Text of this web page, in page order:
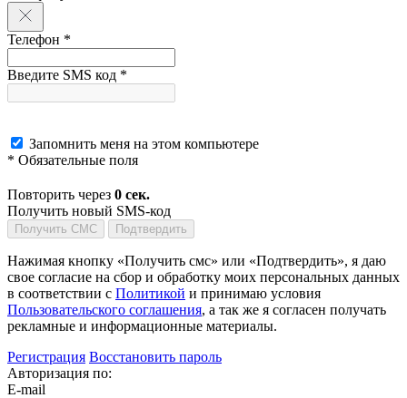
Телефон *
Введите SMS код *
Запомнить меня на этом компьютере
* Обязательные поля
Повторить через 0 сек.
Получить новый SMS-код
Получить СМС Подтвердить
Нажимая кнопку «Получить смс» или «Подтвердить», я даю
свое согласие на сбор и обработку моих персональных данных
в соответствии с Политикой и принимаю условия
Пользовательского соглашения, а так же я согласен получать
рекламные и информационные материалы.
Регистрация Восстановить пароль
Авторизация по:
E-mail